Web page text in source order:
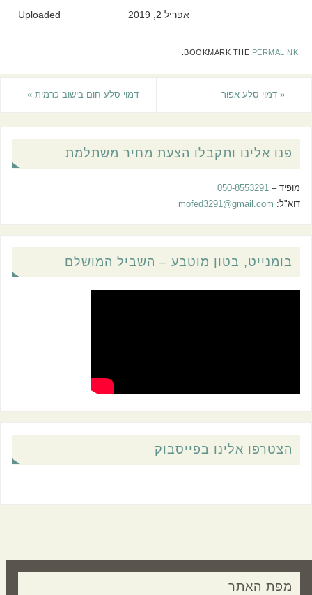
Uploaded אפריל 2, 2019
BOOKMARK THE PERMALINK
.
«דמוי סלע אפור דמוי סלע חום בישוב כרמית»
פנו אלינו ותקבלו הצעת מחיר משתלמת
מופיד –050-8553291
דוא"ל: mofed3291@gmail.com
בומנייט, בטון מוטבע – השביל המושלם
הצטרפו אלינו בפייסבוק
מפת האתר